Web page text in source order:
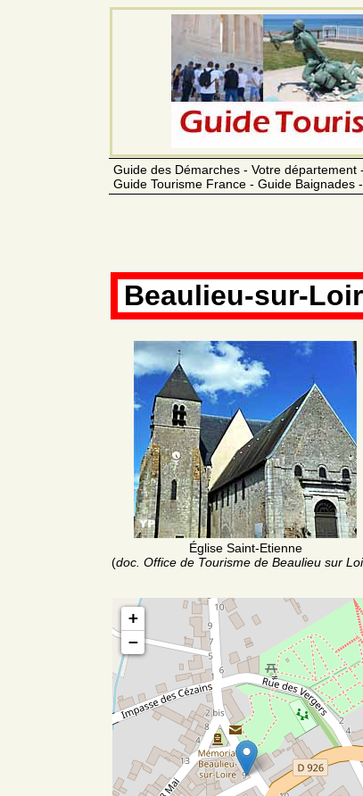
Guide des Démarches - Votre
Guide Tourisme France - Guide Baignades
Beaulieu-sur-
Église Saint-Etienne
(doc. Office de Tourisme de Beaulieu sur
+
−